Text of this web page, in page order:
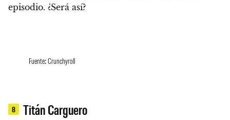
episodio. ¿Será así?
Fuente: Crunchyroll
8 Titán Carguero